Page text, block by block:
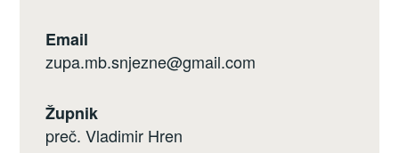
Email
zupa.mb.snjezne@gmail.com
Župnik
preč. Vladimir Hren